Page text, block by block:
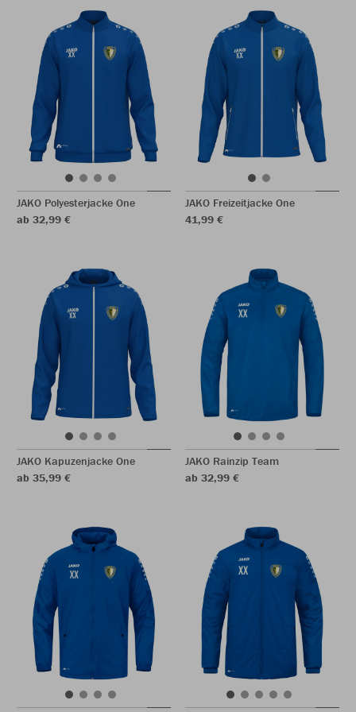
JAKO Polyesterjacke One
ab 32,99 €
JAKO Freizeitjacke One
41,99 €
JAKO Kapuzenjacke One
ab 35,99 €
JAKO Rainzip Team
ab 32,99 €